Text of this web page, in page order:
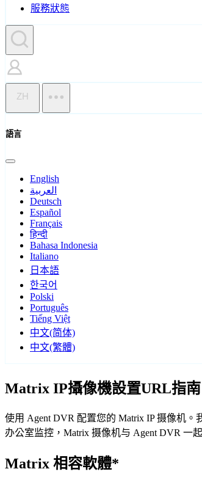
服務狀態
ZH
語言
English
العربية
Deutsch
Español
Français
हिन्दी
Bahasa Indonesia
Italiano
日本語
한국어
Polski
Português
Tiếng Việt
中文(简体)
中文(繁體)
Matrix IP攝像機設置URL指南
使用 Agent DVR 配置您的 Matrix IP 摄像机
办公室监控，Matrix 摄像机与 Agent DVR 一
Matrix 相容軟體*